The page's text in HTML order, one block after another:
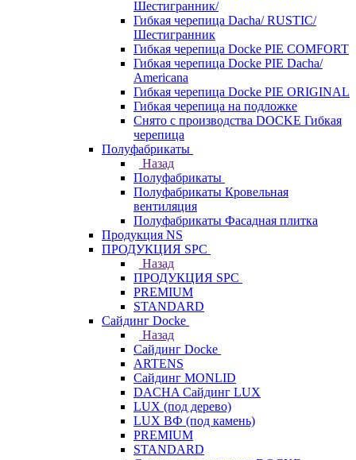
Шестигранник/
Гибкая черепица Dacha/ RUSTIC/
Шестигранник
Гибкая черепица Docke PIE COMFORT
Гибкая черепица Docke PIE Dacha/
Americana
Гибкая черепица Docke PIE ОRIGINАL
Гибкая черепица на подложке
Снято с производства DOCKE Гибкая
черепица
Полуфабрикаты
Назад
Полуфабрикаты
Полуфабрикаты Кровельная
вентиляция
Полуфабрикаты Фасадная плитка
Продукция NS
ПРОДУКЦИЯ SPC
Назад
ПРОДУКЦИЯ SPC
PREMIUM
STANDARD
Сайдинг Docke
Назад
Сайдинг Docke
ARTENS
Cайдинг MONLID
DACHA Сайдинг LUX
LUX (под дерево)
LUX ВФ (под камень)
PREMIUM
STANDARD